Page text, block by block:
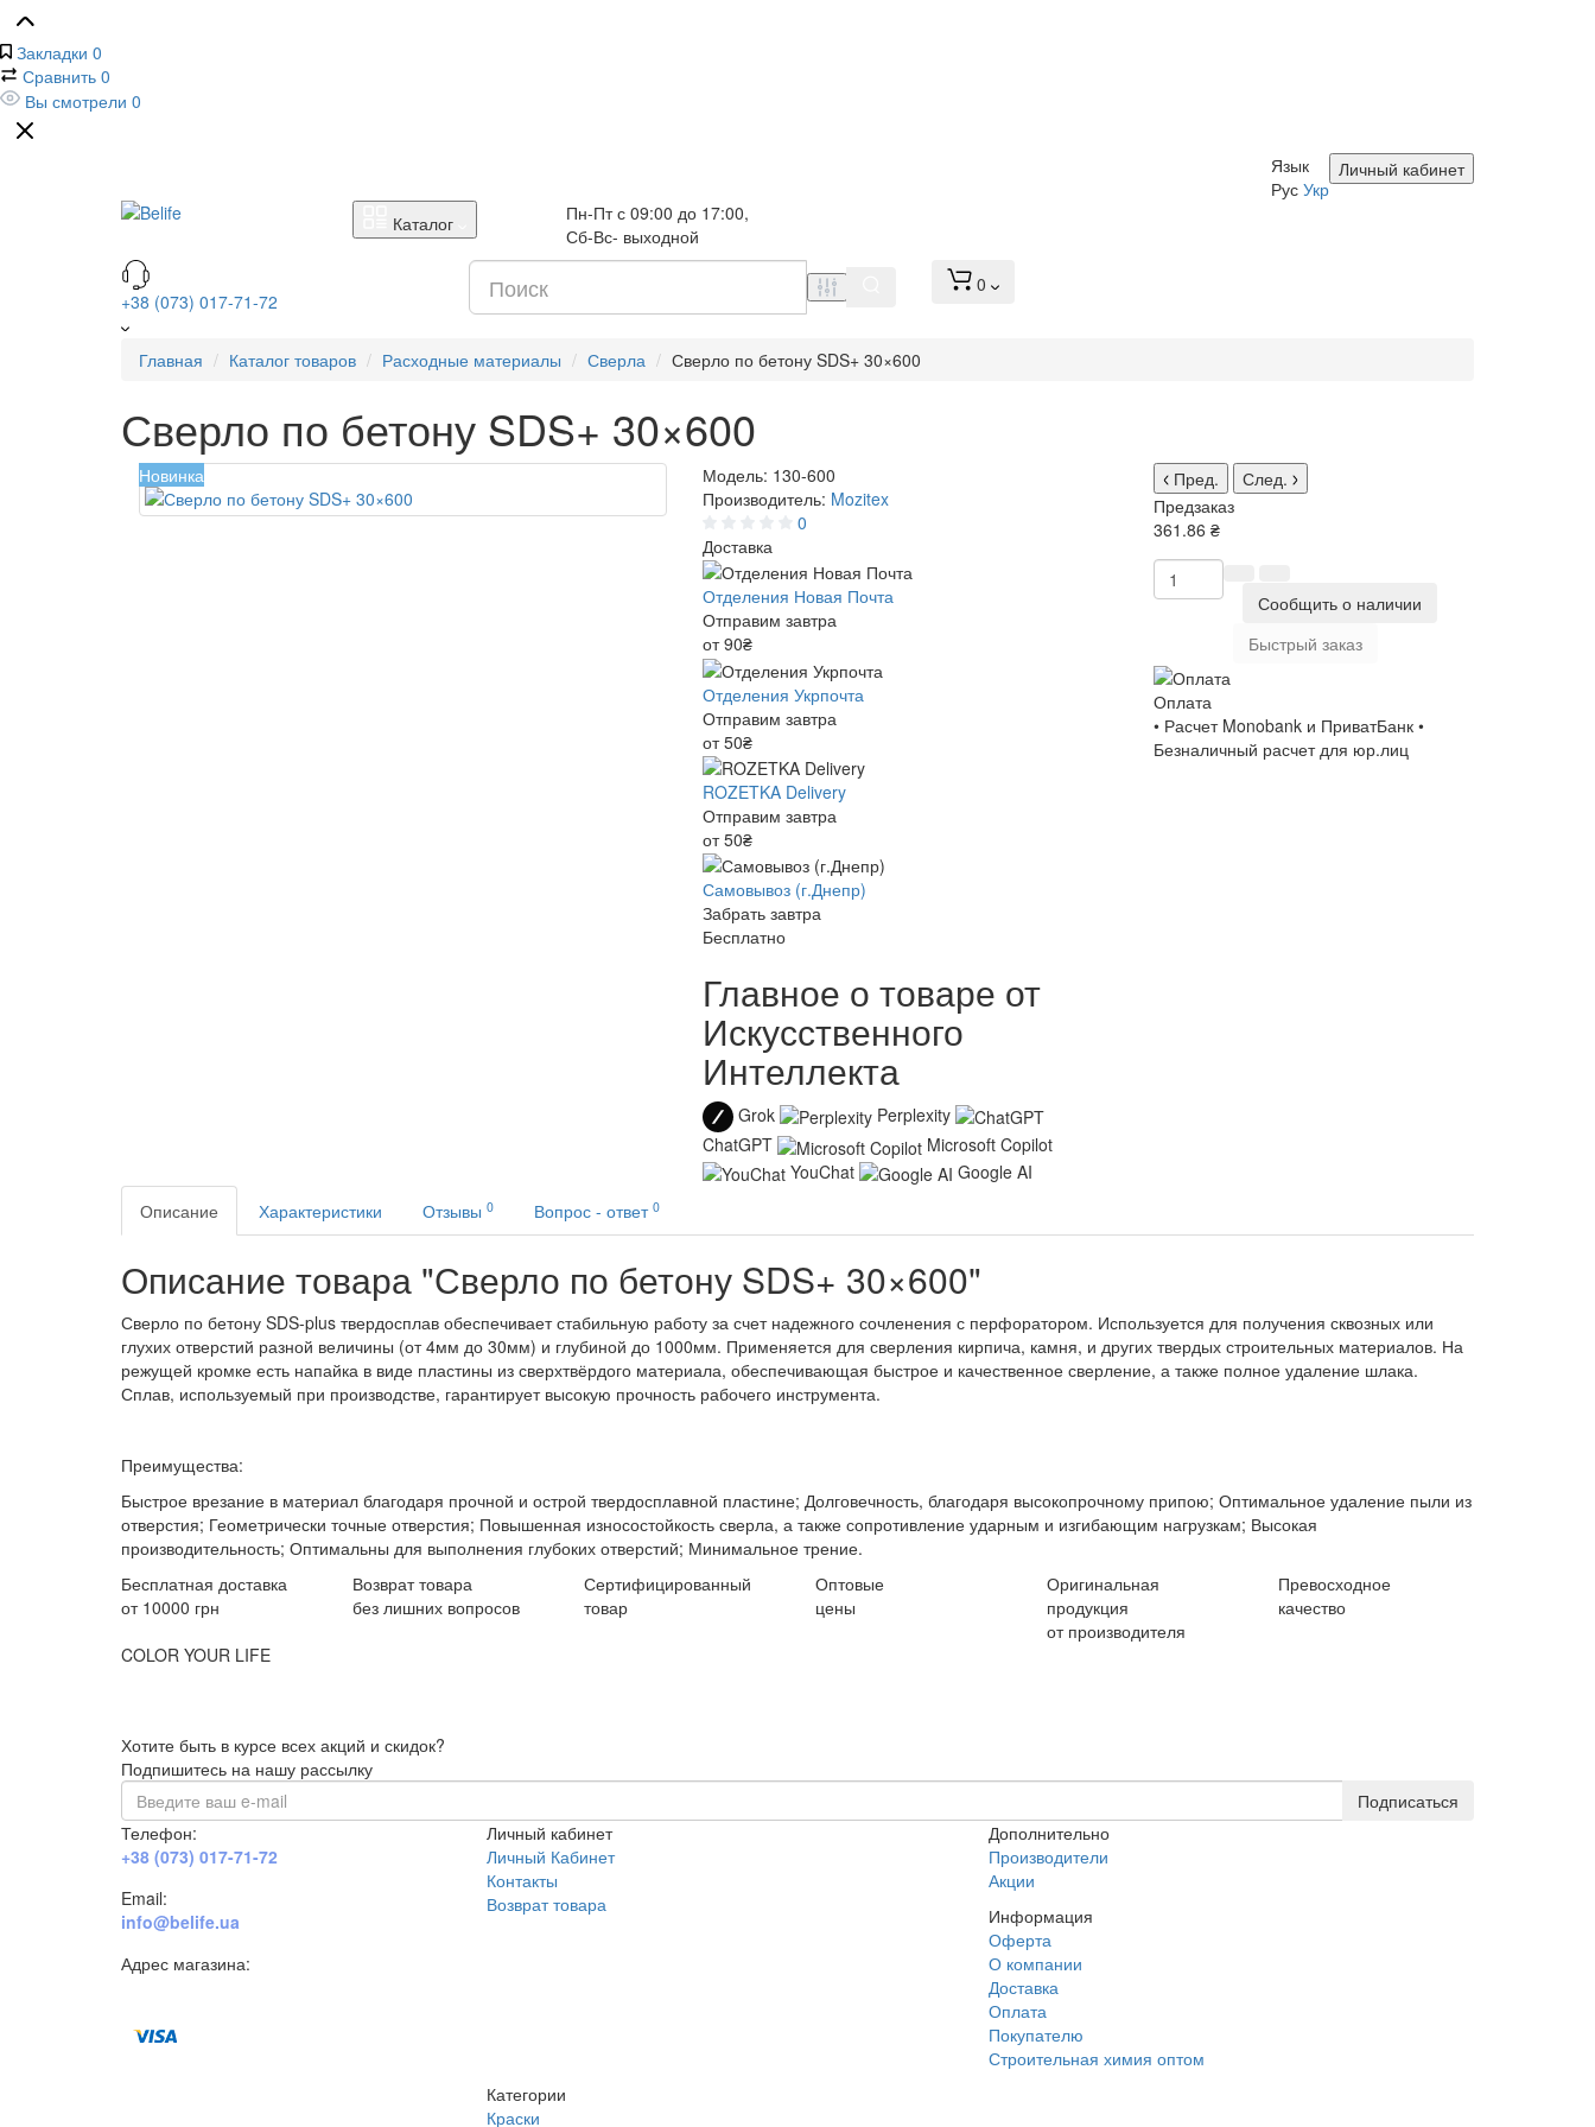
Закладки 0
Сравнить 0
Вы смотрели 0
Личный кабинет
Язык
Рус Укр
Каталог
Пн-Пт с 09:00 до 17:00,
Сб-Вс- выходной
+38 (073) 017-71-72
0
Главная Каталог товаров Расходные материалы Сверла Сверло по бетону SDS+ 30×600
Сверло по бетону SDS+ 30×600
Новинка Модель: 130-600
Производитель: Mozitex
0
Доставка
Отделения Новая Почта
Отправим завтра
от 90₴
Отделения Укрпочта
Отправим завтра
от 50₴
ROZETKA Delivery
Отправим завтра
от 50₴
Самовывоз (г.Днепр)
Забрать завтра
Бесплатно
Главное о товаре от
Искусственного
Интеллекта
Grok
Perplexity
ChatGPT
Microsoft Copilot
YouChat
Google AI
Пред.
След.
Предзаказ
361.86 ₴
Сообщить о наличии
Быстрый заказ
Оплата
• Расчет Monobank и ПриватБанк •
Безналичный расчет для юр.лиц
Описание Характеристики Отзывы 0 Вопрос - ответ 0
Описание товара "Сверло по бетону SDS+ 30×600"
Сверло по бетону SDS-plus твердосплав обеспечивает стабильную работу за счет надежного сочленения с перфоратором. Используется для получения сквозных или
глухих отверстий разной величины (от 4мм до 30мм) и глубиной до 1000мм. Применяется для сверления кирпича, камня, и других твердых строительных материалов. На
режущей кромке есть напайка в виде пластины из сверхтвёрдого материала, обеспечивающая быстрое и качественное сверление, а также полное удаление шлака.
Сплав, используемый при производстве, гарантирует высокую прочность рабочего инструмента.
Преимущества:
Быстрое врезание в материал благодаря прочной и острой твердосплавной пластине; Долговечность, благодаря высокопрочному припою; Оптимальное удаление пыли из
отверстия; Геометрически точные отверстия; Повышенная износостойкость сверла, а также сопротивление ударным и изгибающим нагрузкам; Высокая
производительность; Оптимальны для выполнения глубоких отверстий; Минимальное трение.
Бесплатная доставка
от 10000 грн
Возврат товара
без лишних вопросов
Сертифицированный
товар
Оптовые
цены
Оригинальная
продукция
от производителя
Превосходное
качество
COLOR YOUR LIFE
Хотите быть в курсе всех акций и скидок?
Подпишитесь на нашу рассылку
Подписаться
Телефон:
+38 (073) 017-71-72
Email:
info@belife.ua
Адрес магазина:
Личный кабинет
Личный Кабинет
Контакты
Возврат товара
Дополнительно
Производители
Акции
Информация
Оферта
О компании
Доставка
Оплата
Покупателю
Строительная химия оптом
Категории
Краски